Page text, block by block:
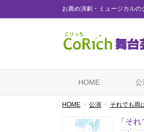
お薦め演劇・ミュージカルの
HOME 公
HOME 公演 それでも雨
「 それ